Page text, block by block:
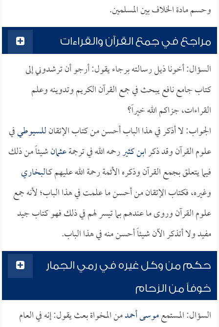
وحسم مادة الخلاف بين المسلمين.
مراجع في جمع القرآن والقراءات
السؤال: أخونا ذيل رسالته برجاء يقول: أرجو أن ترشدوني إلى
كتاب جامع نافع يبحث في جمع القرآن الكريم وتدوينه وعلم
القراءات، جزاكم الله خيراً؟
الجواب: لا أذكر في هذا الباب أحسن من كتاب الإتقانللسيوطيفي
علوم القرآن وقد ذكرابن كثيررحمه الله في ترجمةعثمانشيئاً من ذلك
فيما يتعلق بجمع القرآن وذكره الأئمة رحمة الله عليهم كـالبخاري
وغيره، فكتاب الإتقان من أحسن ما علمت في هذا الباب؛ لأنه جمع
علوم القرآن وروى ما عندهم بما تيسر لهم في ذلك فهو كتاب جيد
مفيد ولا أتذكر الآن شيئاً أحسن منه في هذا الباب.
حكم من وكل غيره في رمي الجمار
خوفاً من الزحام
السؤال: المستمعموسى أحمدمن المخواة بعث يقول: إنه في العام